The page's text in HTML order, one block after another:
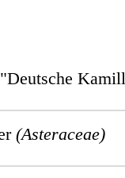
"Deutsche
(Asteraceae)